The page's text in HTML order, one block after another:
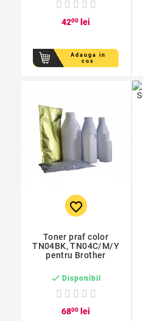
4200 lei
Adauga in
cos
favorite_border
Toner praf color
TN04BK, TN04C/M/Y
pentru Brother
 Disponibil
6800 lei